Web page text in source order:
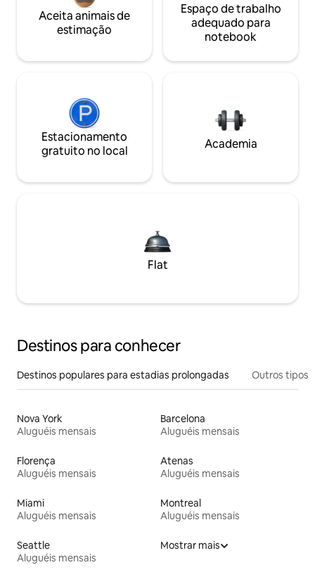
Aceita animais de
estimação
Espaço de trabalho
adequado para
notebook
Estacionamento
gratuito no local
Academia
Flat
Destinos para conhecer
Destinos populares para estadias prolongadas Outros tipos
Nova York
Aluguéis mensais
Barcelona
Aluguéis mensais
Florença
Aluguéis mensais
Atenas
Aluguéis mensais
Miami
Aluguéis mensais
Montreal
Aluguéis mensais
Seattle
Aluguéis mensais
Mostrar mais